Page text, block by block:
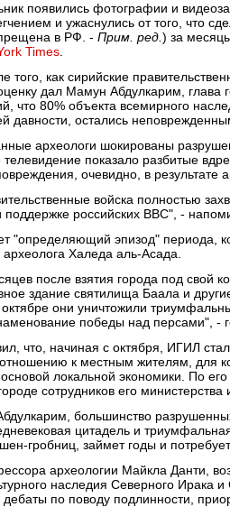
появились фотографии и
и ужаснулись от того, что
в РФ. - Прим. ред. ) за
Times
того, как сирийские
дал Мамун Абдулкарим, глава
что 80% объекта всемирного
давности, остались
археологи шокированы
телевидение показало разбитые
очевидно, в результате
войска полностью
поддержке российских ВВС", -
"определяющий эпизод" периода,
археолога Халеда аль-Асада.
после взятия города под свой
здание святилища Баала и
они уничтожили
победы над персами", -
что, начиная с октября, ИГИЛ
к местным жителям, для
локальной экономики. По
сотрудников его
большинство
цитадель и
гробниц, займет годы и
археологии Майкла Данти,
наследия Северного Ирака
по поводу подлинности,